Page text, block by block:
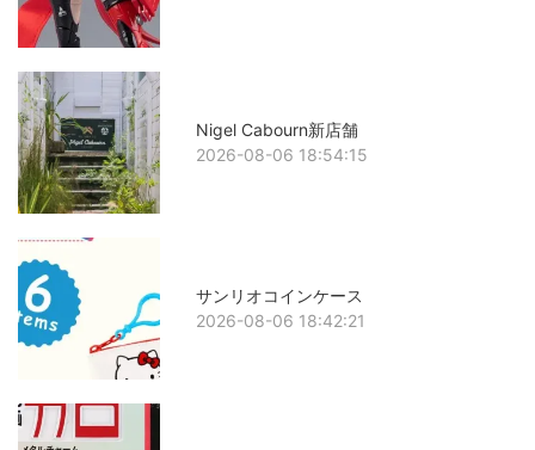
Nigel Cabourn新店舗
2026-08-06 18:54:15
サンリオコインケース
2026-08-06 18:42:21